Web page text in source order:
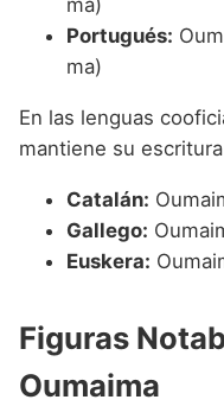
ma)
Portugués:
ma)
En las lenguas
mantiene su
Catalán:
Gallego:
Euskera:
Figuras
Oumaima